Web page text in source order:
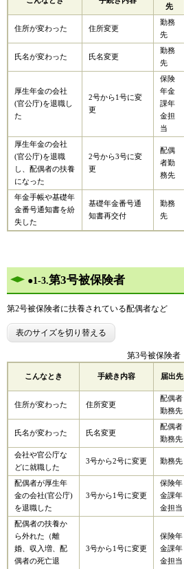
先
住所が変わった 住所変更
勤務
先
氏名が変わった 氏名変更
勤務
先
厚生年金の会社
(官公庁)を退職し
た
2号から1号に変
更
保険
年金
課年
金担
当
厚生年金の会社
(官公庁)を退職
し、配偶者の扶養
になった
2号から3号に変
更
配偶
者勤
務先
年金手帳や基礎年
金番号通知書を紛
失した
基礎年金番号通
知書再交付
勤務
先
●1-3.第3号被保険者
第2号被保険者に扶養されている配偶者など
表のサイズを切り替える
第3号被保険者
こんなとき 手続き内容 届出先
住所が変わった 住所変更
配偶者
勤務先
氏名が変わった 氏名変更
配偶者
勤務先
会社や官公庁な
どに就職した
3号から2号に変更 勤務先
配偶者が厚生年
金の会社(官公庁)
を退職した
3号から1号に変更
保険年
金課年
金担当
配偶者の扶養か
ら外れた（離
婚、収入増、配
偶者の死亡退
3号から1号に変更
保険年
金課年
金担当